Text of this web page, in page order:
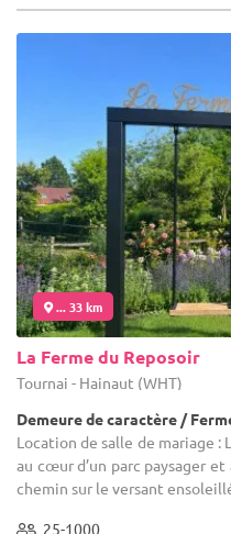
... 33 km
La Ferme du Reposoir
Tournai - Hainaut (WHT)
Demeure de caractère /
Location de salle de mariage :
au cœur d’un parc paysager
chemin sur le versant
25-1000